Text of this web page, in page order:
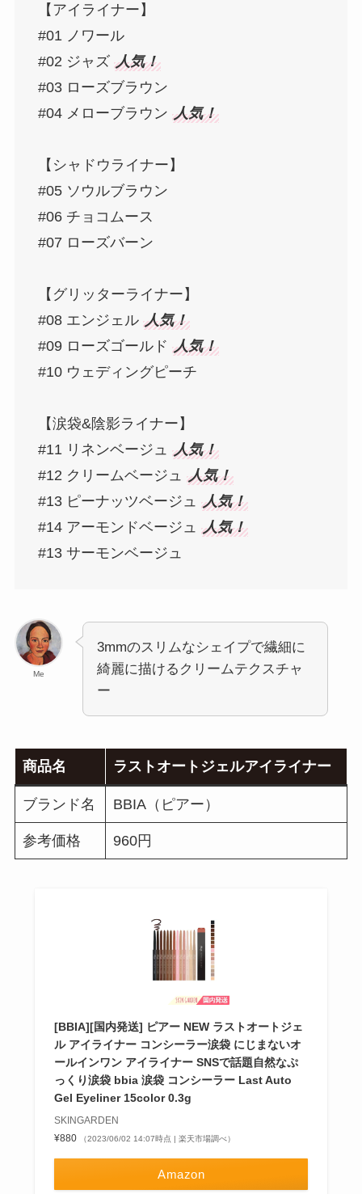
【アイライナー】
#01 ノワール
#02 ジャズ 人気！
#03 ローズブラウン
#04 メローブラウン 人気！
【シャドウライナー】
#05 ソウルブラウン
#06 チョコムース
#07 ローズバーン
【グリッターライナー】
#08 エンジェル 人気！
#09 ローズゴールド 人気！
#10 ウェディングピーチ
【涙袋&陰影ライナー】
#11 リネンベージュ 人気！
#12 クリームベージュ 人気！
#13 ピーナッツベージュ 人気！
#14 アーモンドベージュ 人気！
#13 サーモンベージュ
Me
3mmのスリムなシェイプで繊細に
綺麗に描けるクリームテクスチャ
ー
商品名 ラストオートジェルアイライナー
ブランド名 BBIA（ピアー）
参考価格 960円
[BBIA][国内発送] ピアー NEW ラストオートジェ
ル アイライナー コンシーラー涙袋 にじまないオ
ールインワン アイライナー SNSで話題自然なぷ
っくり涙袋 bbia 涙袋 コンシーラー Last Auto
Gel Eyeliner 15color 0.3g
SKINGARDEN
¥880
（2023/06/02 14:07時点 | 楽天市場調べ）
Amazon